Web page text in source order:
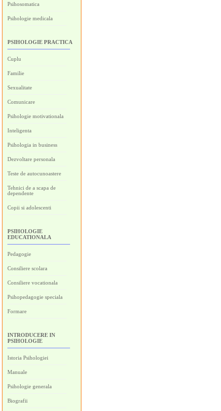
Psihosomatica
Psihologie medicala
PSIHOLOGIE PRACTICA
Cuplu
Familie
Sexualitate
Comunicare
Psihologie motivationala
Inteligenta
Psihologia in business
Dezvoltare personala
Teste de autocunoastere
Tehnici de a scapa de
dependente
Copii si adolescenti
PSIHOLOGIE
EDUCATIONALA
Pedagogie
Consiliere scolara
Consiliere vocationala
Psihopedagogie speciala
Formare
INTRODUCERE IN
PSIHOLOGIE
Istoria Psihologiei
Manuale
Psihologie generala
Biografii